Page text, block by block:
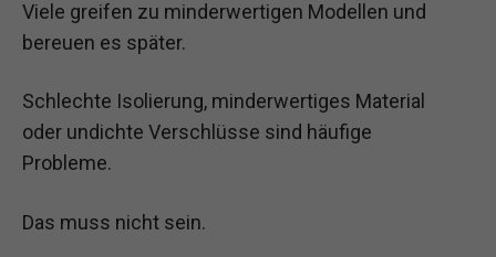
Viele greifen zu minderwertigen Modellen und
bereuen es später.
Schlechte Isolierung, minderwertiges Material
oder undichte Verschlüsse sind häufige
Probleme.
Das muss nicht sein.